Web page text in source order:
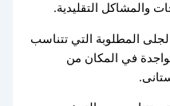
والمشاكل التقليدية.
المطلوبة التي تتناسب
في المكان من